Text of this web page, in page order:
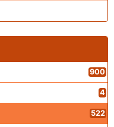
900
4
522